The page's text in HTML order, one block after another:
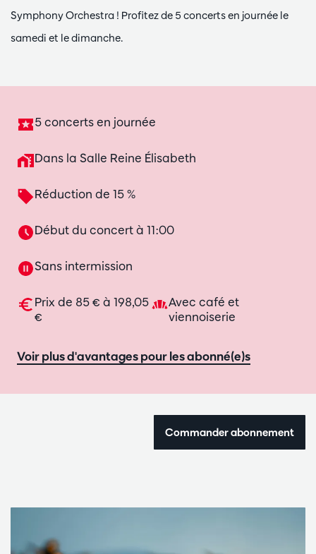
Symphony Orchestra ! Profitez de 5 concerts en journée le
samedi et le dimanche.
5 concerts en journée
Dans la Salle Reine Élisabeth
Réduction de 15 %
Début du concert à 11:00
Sans intermission
Prix de 85 € à 198,05
€
Avec café et
viennoiserie
Voir plus d'avantages pour les abonné(e)s
Commander abonnement